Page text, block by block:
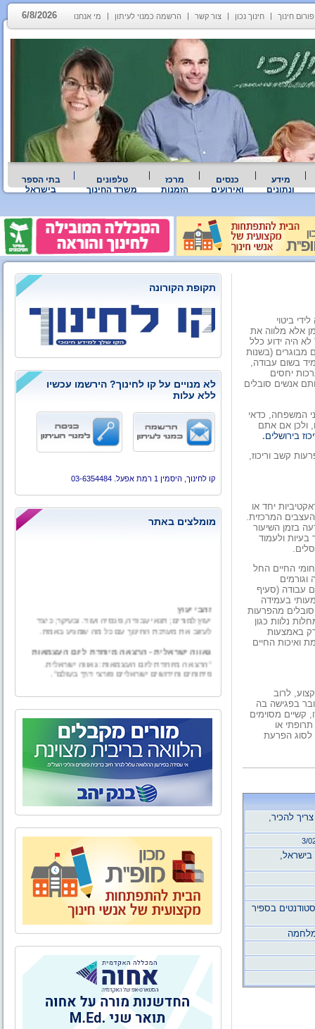
פורום חינוך חינוך נכון צור קשר הרשמה כמנוי לעיתון מי אנחנו 6/8/2026
מידע
ונתונים
כנסים
ואירועים
מרכז
הזמנות
טלפונים
משרד החינוך
בתי הספר
בישראל
ביטוי
אלא מלווה את
היה ידוע כלל
מבוגרים (בשנות
בשום עבודה,
יחסים
אנשים סובלים
המשפחה, כדאי
ולכן אם אתם
בירושלים.
קשב וריכוז,
יחד או
המרכזית.
בזמן השיעור
ולעמוד
החיים החל
וגורמים
עבודה (סעיף
בעמידה
מהפרעות
נלוות כגון
רק באמצעות
ואיכות החיים
לרוב
בפגישה בה
קשיים מסוימים
או
לסוג הפרעת
להכיר,
3/
,
בספיר
תקופת הקורונה
לא מנויים על קו לחינוך? הירשמו עכשיו
ללא עלות
קו לחינוך, היסמין 1 רמת אפעל. 03-6354484
מומלצים באתר
יעוץ למורים; תנאי עבודה, פנסיה ועוד. ובעיקר; כיצד
לעזוב את מערכת החינוך עם כל מה שמגיע באמת.
גאווה ישראלית - הרצאה מיוחדת ליום העצמאות
"הרצאה מיוחדת ליום העצמאות: גאווה ישראלית.
פיתוחים וחידושים ישראליים פורצי דרך בעולם".
"גמולים – ייעוץ למורה" הוקמה ע"י טל וייס, בעל תואר
בכלכלה עם התמחות במימון ומורשה בשיווק פנסיוני.
"גמולים - יעוץ למורה" מספקת למגזר עובדי מערכת
החינוך בפרט ולמגזרי המשק השונים בכלל, בדיקה
אובייקטיבית ומגוון פתרונות פיננסיים להם ולבני ביתם.
מאחורינו אלפי שעות ייעוץ פיננסי ופנסיוני לכל מגזרי
המשק השונים.
אל הטבע - טיולים, אירועים, ימי גיבוש וסדנאות
לארגונים,סדנאות O.D.T
"אל הטבע" מתמחה בהפקת פעילויות שונות בטבע -
טיולים, אירועים, ימי גיבוש וסדנאות לארגונים, בתי
ספר וקבוצות. אנו מקפידים על איכות בשירות ובביצוע
כדי להעניק ללקוחותינו חוויה שתיזכר לאורך זמן.
הצוות של "אל הטבע" בשילוב התפאורה של טבע
ארצנו מבטיח יציאה מהשגרה וחוויה שתיזכר לזמן רב.
בית ביאליק
לאחרונה, נפתח מחדש מוזיאון בית ביאליק, ביתו של
המשורר הלאומי חיים נחמן ביאליק. לאחר עבודת
שיקום ושיחזור יוצאת דופן החושפת ומאירה את רוח
האיש והתקופה, מזמין אתכם בית ביאליק להתוודע
לאחד מבתיה האותנטיים, המרגשים והמלהיבים של
העיר העברית הראשונה, ולעולמו הפרטי והציבורי של
המשורר הלאומי